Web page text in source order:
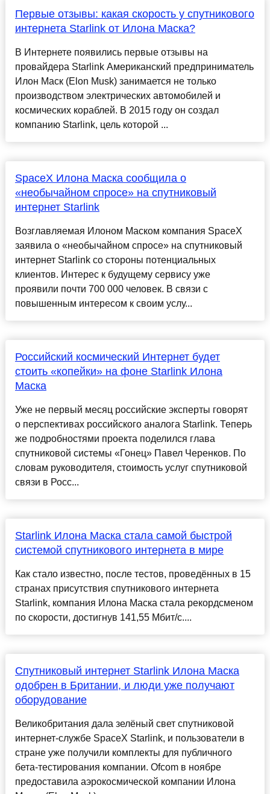
Первые отзывы: какая скорость у спутникового
интернета Starlink от Илона Маска?
В Интернете появились первые отзывы на
провайдера Starlink Американский предприниматель
Илон Маск (Elon Musk) занимается не только
производством электрических автомобилей и
космических кораблей. В 2015 году он создал
компанию Starlink, цель которой ...
SpaceX Илона Маска сообщила о
«необычайном спросе» на спутниковый
интернет Starlink
Возглавляемая Илоном Маском компания SpaceX
заявила о «необычайном спросе» на спутниковый
интернет Starlink со стороны потенциальных
клиентов. Интерес к будущему сервису уже
проявили почти 700 000 человек. В связи с
повышенным интересом к своим услу...
Российский космический Интернет будет
стоить «копейки» на фоне Starlink Илона
Маска
Уже не первый месяц российские эксперты говорят
о перспективах российского аналога Starlink. Теперь
же подробностями проекта поделился глава
спутниковой системы «Гонец» Павел Черенков. По
словам руководителя, стоимость услуг спутниковой
связи в Росс...
Starlink Илона Маска стала самой быстрой
системой спутникового интернета в мире
Как стало известно, после тестов, проведённых в 15
странах присутствия спутникового интернета
Starlink, компания Илона Маска стала рекордсменом
по скорости, достигнув 141,55 Мбит/с....
Спутниковый интернет Starlink Илона Маска
одобрен в Британии, и люди уже получают
оборудование
Великобритания дала зелёный свет спутниковой
интернет-службе SpaceX Starlink, и пользователи в
стране уже получили комплекты для публичного
бета-тестирования компании. Ofcom в ноябре
предоставила аэрокосмической компании Илона